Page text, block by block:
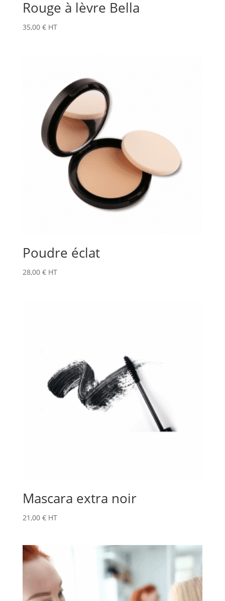
Rouge à lèvre Bella
35,00 € HT
Poudre éclat
28,00 € HT
Mascara extra noir
21,00 € HT